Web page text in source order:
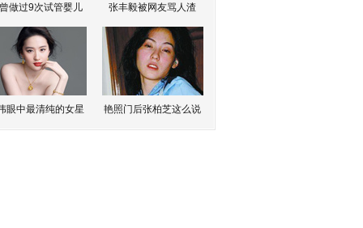
做过9次试管婴儿 张丰毅被网友骂人渣
眼中最清纯的女星 艳照门后张柏芝这么说